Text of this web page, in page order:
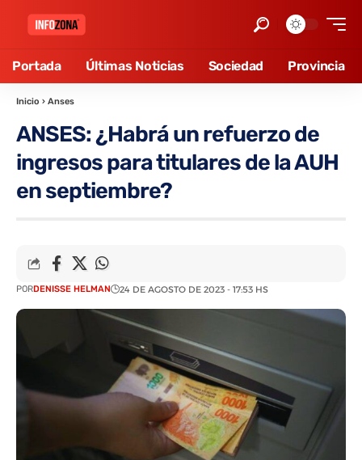
Portada Últimas Noticias Sociedad Provincia
Inicio › Anses
ANSES: ¿Habrá un refuerzo de
ingresos para titulares de la AUH
en septiembre?
PORDENISSE HELMAN 24 DE AGOSTO DE 2023 - 17:53 HS